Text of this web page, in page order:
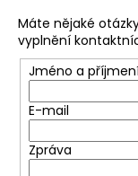
Máte nějaké
vyplnění
Jméno a
E-mail
Zpráva
o
p
o
e
b